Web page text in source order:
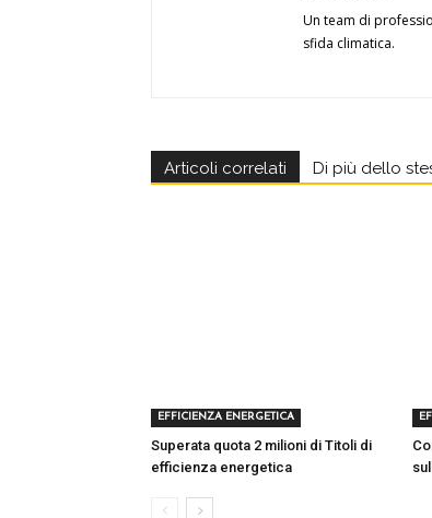
Un team di
sfida climatica.
Articoli correlati Di più dello
EFFICIENZA ENERGETICA
Superata quota 2 milioni di Titoli di
efficienza energetica